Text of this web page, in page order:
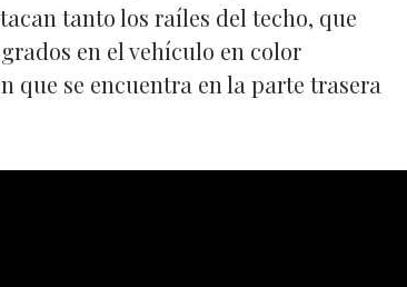
tanto los raíles del techo, que
en el vehículo en color
que se encuentra en la parte trasera